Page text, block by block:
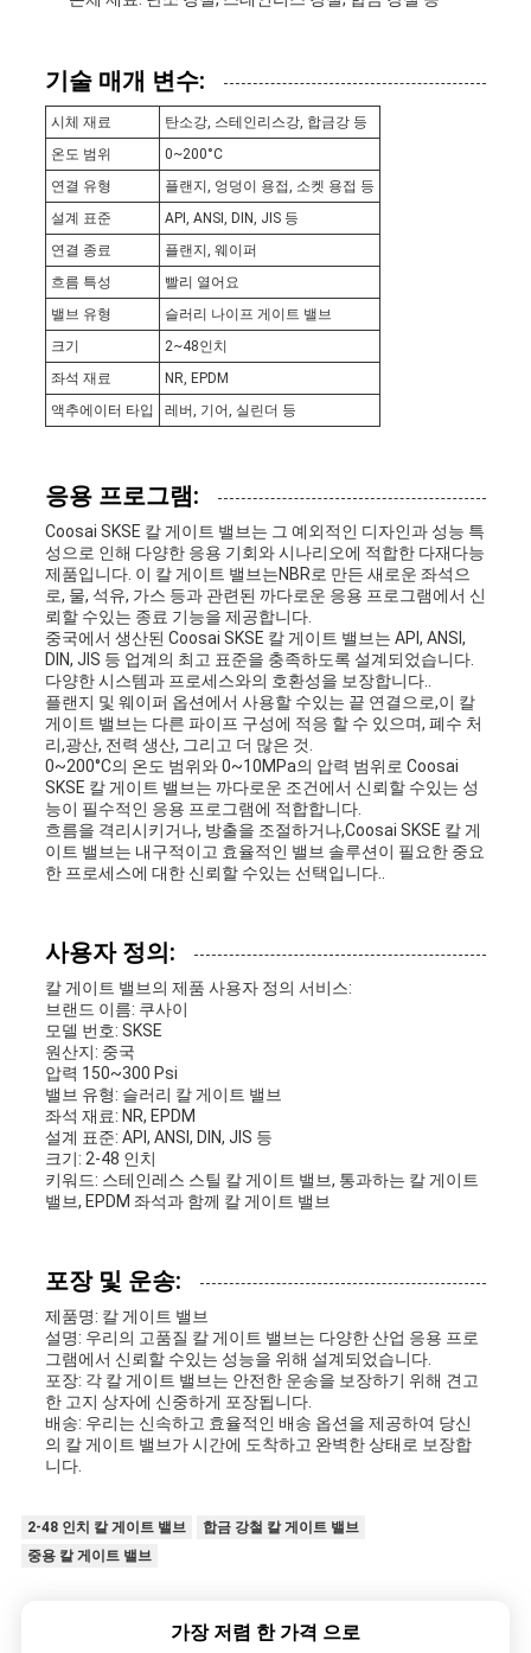
PRIVACY
POLICY
기술 매개 변수:
시체 재료
탄소강, 스테인리스강, 합금강 등
온도 범위
0~200°C
연결 유형
플랜지, 엉덩이 용접, 소켓 용접 등
설계 표준
API, ANSI, DIN, JIS 등
연결 종료
플랜지, 웨이퍼
흐름 특성
빨리 열어요
밸브 유형
슬러리 나이프 게이트 밸브
크기
2~48인치
좌석 재료
NR, EPDM
액추에이터 타입
레버, 기어, 실린더 등
응용 프로그램:
Coosai SKSE 칼 게이트 밸브는 그 예외적인 디자인과 성능 특
성으로 인해 다양한 응용 기회와 시나리오에 적합한 다재다능
제품입니다. 이 칼 게이트 밸브는NBR로 만든 새로운 좌석으
로, 물, 석유, 가스 등과 관련된 까다로운 응용 프로그램에서 신
뢰할 수있는 종료 기능을 제공합니다.
중국에서 생산된 Coosai SKSE 칼 게이트 밸브는 API, ANSI,
DIN, JIS 등 업계의 최고 표준을 충족하도록 설계되었습니다.
다양한 시스템과 프로세스와의 호환성을 보장합니다..
플랜지 및 웨이퍼 옵션에서 사용할 수있는 끝 연결으로,이 칼
게이트 밸브는 다른 파이프 구성에 적응 할 수 있으며, 폐수 처
리,광산, 전력 생산, 그리고 더 많은 것.
0~200°C의 온도 범위와 0~10MPa의 압력 범위로 Coosai
SKSE 칼 게이트 밸브는 까다로운 조건에서 신뢰할 수있는 성
능이 필수적인 응용 프로그램에 적합합니다.
흐름을 격리시키거나, 방출을 조절하거나,Coosai SKSE 칼 게
이트 밸브는 내구적이고 효율적인 밸브 솔루션이 필요한 중요
한 프로세스에 대한 신뢰할 수있는 선택입니다..
사용자 정의:
칼 게이트 밸브의 제품 사용자 정의 서비스:
브랜드 이름: 쿠사이
모델 번호: SKSE
원산지: 중국
압력 150~300 Psi
밸브 유형: 슬러리 칼 게이트 밸브
좌석 재료: NR, EPDM
설계 표준: API, ANSI, DIN, JIS 등
크기: 2-48 인치
키워드: 스테인레스 스틸 칼 게이트 밸브, 통과하는 칼 게이트
밸브, EPDM 좌석과 함께 칼 게이트 밸브
포장 및 운송:
제품명: 칼 게이트 밸브
설명: 우리의 고품질 칼 게이트 밸브는 다양한 산업 응용 프로
그램에서 신뢰할 수있는 성능을 위해 설계되었습니다.
포장: 각 칼 게이트 밸브는 안전한 운송을 보장하기 위해 견고
한 고지 상자에 신중하게 포장됩니다.
배송: 우리는 신속하고 효율적인 배송 옵션을 제공하여 당신
의 칼 게이트 밸브가 시간에 도착하고 완벽한 상태로 보장합
니다.
2-48 인치 칼 게이트 밸브
합금 강철 칼 게이트 밸브
중용 칼 게이트 밸브
가장 저렴 한 가격 으로